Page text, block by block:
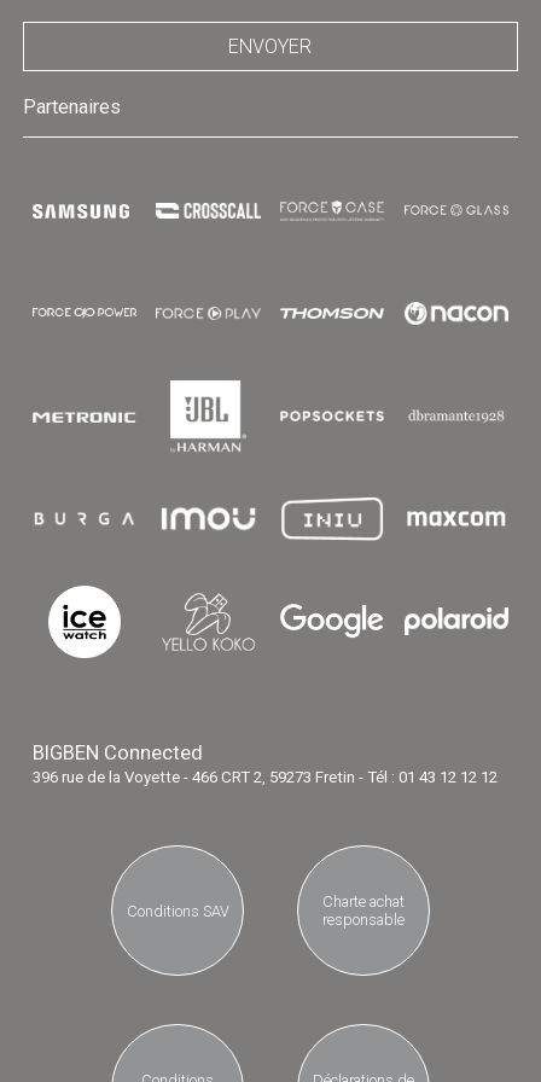
ENVOYER
Partenaires
BIGBEN Connected
396 rue de la Voyette - 466 CRT 2, 59273 Fretin - Tél : 01 43 12 12 12
Conditions SAV
Charte achat
responsable